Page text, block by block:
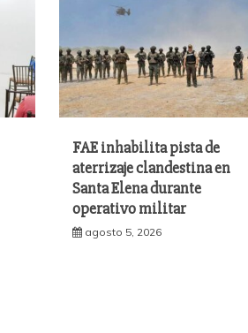
FAE inhabilita pista de
aterrizaje clandestina en
Santa Elena durante
operativo militar
agosto 5, 2026